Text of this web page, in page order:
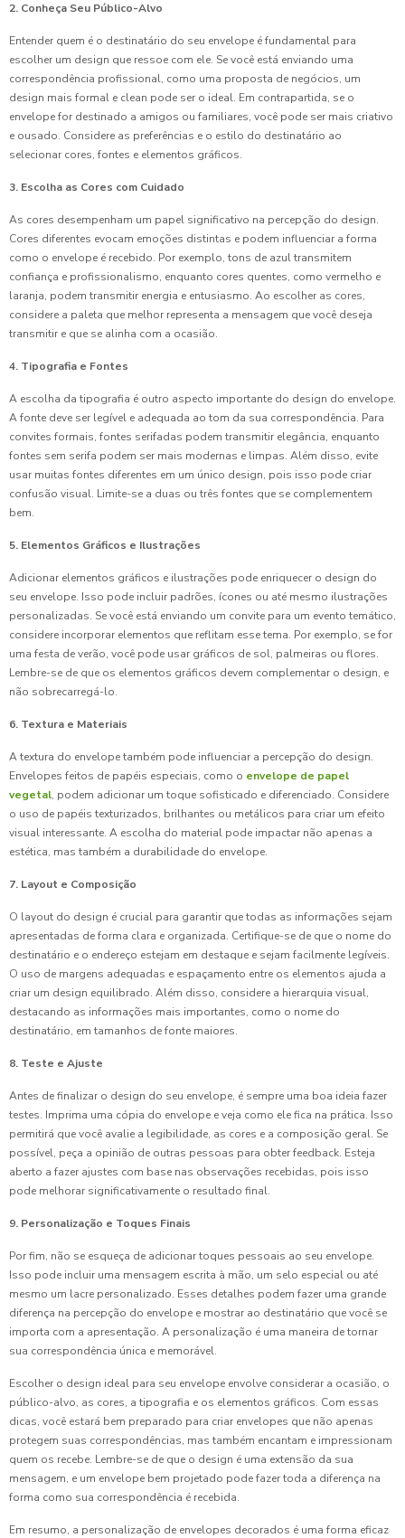
2. Conheça Seu Público-Alvo
Entender quem é o destinatário do seu envelope é fundamental para
escolher um design que ressoe com ele. Se você está enviando uma
correspondência profissional, como uma proposta de negócios, um
design mais formal e clean pode ser o ideal. Em contrapartida, se o
envelope for destinado a amigos ou familiares, você pode ser mais criativo
e ousado. Considere as preferências e o estilo do destinatário ao
selecionar cores, fontes e elementos gráficos.
3. Escolha as Cores com Cuidado
As cores desempenham um papel significativo na percepção do design.
Cores diferentes evocam emoções distintas e podem influenciar a forma
como o envelope é recebido. Por exemplo, tons de azul transmitem
confiança e profissionalismo, enquanto cores quentes, como vermelho e
laranja, podem transmitir energia e entusiasmo. Ao escolher as cores,
considere a paleta que melhor representa a mensagem que você deseja
transmitir e que se alinha com a ocasião.
4. Tipografia e Fontes
A escolha da tipografia é outro aspecto importante do design do envelope.
A fonte deve ser legível e adequada ao tom da sua correspondência. Para
convites formais, fontes serifadas podem transmitir elegância, enquanto
fontes sem serifa podem ser mais modernas e limpas. Além disso, evite
usar muitas fontes diferentes em um único design, pois isso pode criar
confusão visual. Limite-se a duas ou três fontes que se complementem
bem.
5. Elementos Gráficos e Ilustrações
Adicionar elementos gráficos e ilustrações pode enriquecer o design do
seu envelope. Isso pode incluir padrões, ícones ou até mesmo ilustrações
personalizadas. Se você está enviando um convite para um evento temático,
considere incorporar elementos que reflitam esse tema. Por exemplo, se for
uma festa de verão, você pode usar gráficos de sol, palmeiras ou flores.
Lembre-se de que os elementos gráficos devem complementar o design, e
não sobrecarregá-lo.
6. Textura e Materiais
A textura do envelope também pode influenciar a percepção do design.
Envelopes feitos de papéis especiais, como o envelope de papel
vegetal, podem adicionar um toque sofisticado e diferenciado. Considere
o uso de papéis texturizados, brilhantes ou metálicos para criar um efeito
visual interessante. A escolha do material pode impactar não apenas a
estética, mas também a durabilidade do envelope.
7. Layout e Composição
O layout do design é crucial para garantir que todas as informações sejam
apresentadas de forma clara e organizada. Certifique-se de que o nome do
destinatário e o endereço estejam em destaque e sejam facilmente legíveis.
O uso de margens adequadas e espaçamento entre os elementos ajuda a
criar um design equilibrado. Além disso, considere a hierarquia visual,
destacando as informações mais importantes, como o nome do
destinatário, em tamanhos de fonte maiores.
8. Teste e Ajuste
Antes de finalizar o design do seu envelope, é sempre uma boa ideia fazer
testes. Imprima uma cópia do envelope e veja como ele fica na prática. Isso
permitirá que você avalie a legibilidade, as cores e a composição geral. Se
possível, peça a opinião de outras pessoas para obter feedback. Esteja
aberto a fazer ajustes com base nas observações recebidas, pois isso
pode melhorar significativamente o resultado final.
9. Personalização e Toques Finais
Por fim, não se esqueça de adicionar toques pessoais ao seu envelope.
Isso pode incluir uma mensagem escrita à mão, um selo especial ou até
mesmo um lacre personalizado. Esses detalhes podem fazer uma grande
diferença na percepção do envelope e mostrar ao destinatário que você se
importa com a apresentação. A personalização é uma maneira de tornar
sua correspondência única e memorável.
Escolher o design ideal para seu envelope envolve considerar a ocasião, o
público-alvo, as cores, a tipografia e os elementos gráficos. Com essas
dicas, você estará bem preparado para criar envelopes que não apenas
protegem suas correspondências, mas também encantam e impressionam
quem os recebe. Lembre-se de que o design é uma extensão da sua
mensagem, e um envelope bem projetado pode fazer toda a diferença na
forma como sua correspondência é recebida.
Em resumo, a personalização de envelopes decorados é uma forma eficaz